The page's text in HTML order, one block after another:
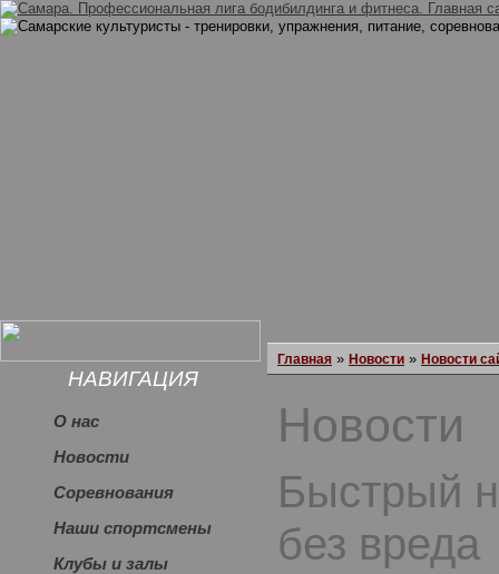
НАВИГАЦИЯ
О нас
Новости
Соревнования
Наши спортсмены
Клубы и залы
Главная » Новости » Новости
Новости
Быстрый
без вреда